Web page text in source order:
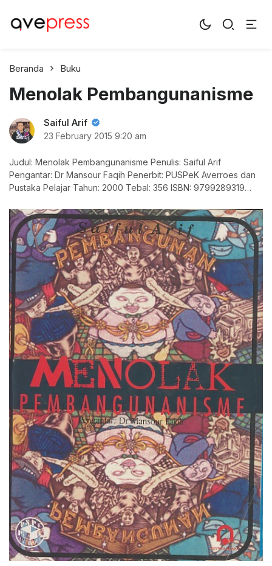
AvePress.com
Belajar dari Komentar
Beranda Buku
Menolak Pembangunanisme
Saiful Arif
23 February 2015 9:20 am
Judul: Menolak Pembangunanisme Penulis: Saiful Arif
Pengantar: Dr Mansour Faqih Penerbit: PUSPeK Averroes dan
Pustaka Pelajar Tahun: 2000 Tebal: 356 ISBN: 9799289319